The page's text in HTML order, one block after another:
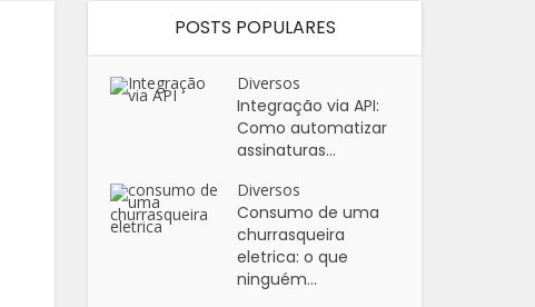
POSTS POPULARES
Diversos
Integração via API:
Como automatizar
assinaturas...
Diversos
Consumo de uma
churrasqueira
eletrica: o que
ninguém...